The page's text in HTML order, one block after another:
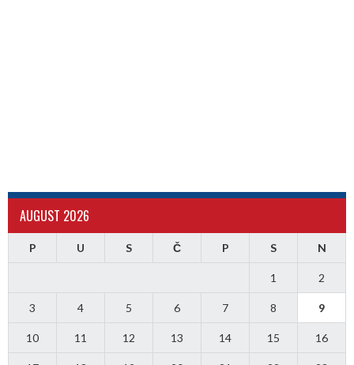
AUGUST 2026
P U S Č P S N
1 2
3 4 5 6 7 8 9
10 11 12 13 14 15 16